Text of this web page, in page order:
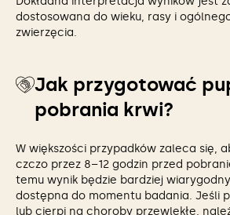
dostosowana do wieku, rasy i
zwierzęcia.
Jak przygotować
pobrania krwi?
W większości przypadków zaleca się,
czczo przez 8–12 godzin przed
temu wynik będzie bardziej
dostępna do momentu badania. Jeśli
lub cierpi na choroby przewlekłe,